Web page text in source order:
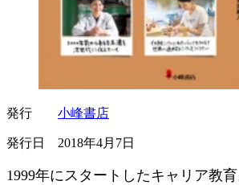
発行 小峰書店
発行日 2018年4月7日
1999年にスタートしたキャリア教